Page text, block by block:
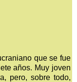
que se fue
años. Muy joven
pero, sobre todo,